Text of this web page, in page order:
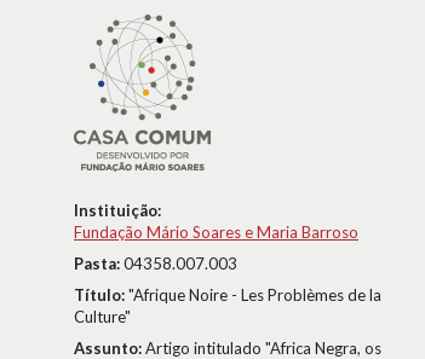
Instituição:
Fundação Mário Soares e Maria Barroso
Pasta:04358.007.003
Título:"Afrique Noire - Les Problèmes de la
Culture"
Assunto:Artigo intitulado "Africa Negra, os